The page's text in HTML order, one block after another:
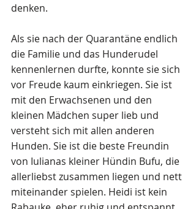
denken.
Als sie nach der Quarantäne endlich
die Familie und das Hunderudel
kennenlernen durfte, konnte sie sich
vor Freude kaum einkriegen. Sie ist
mit den Erwachsenen und den
kleinen Mädchen super lieb und
versteht sich mit allen anderen
Hunden. Sie ist die beste Freundin
von Iulianas kleiner Hündin Bufu, die
allerliebst zusammen liegen und nett
miteinander spielen. Heidi ist kein